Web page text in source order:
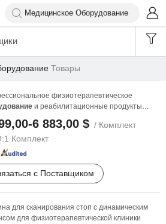
Товары
физиотерапевтическое
и реабилитационные продукты
6 883,00 $ / Комплект
1 Комплект
с Поставщиком
для сканирования стоп с динамическим
для физиотерапевтической клиники